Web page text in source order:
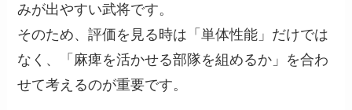
みが出やすい武将です。
そのため、評価を見る時は「単体性能」だけでは
なく、「麻痺を活かせる部隊を組めるか」を合わ
せて考えるのが重要です。